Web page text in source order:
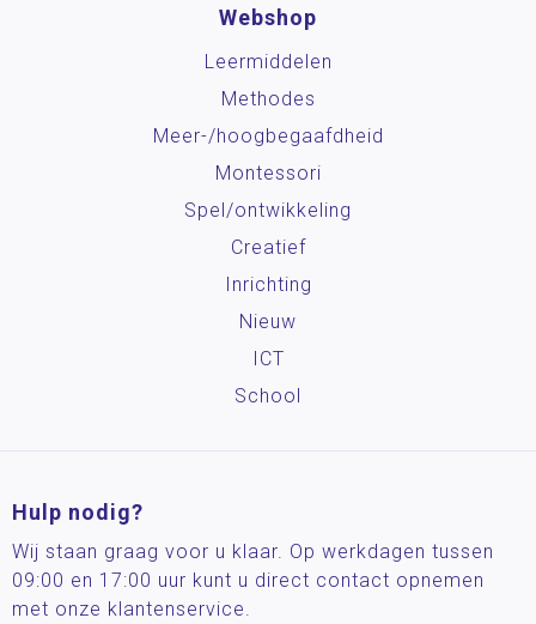
Webshop
Leermiddelen
Methodes
Meer-/hoog­begaafdheid
Montessori
Spel/ontwikkeling
Creatief
Inrichting
Nieuw
ICT
School
Hulp nodig?
Wij staan graag voor u klaar. Op werkdagen tussen
09:00 en 17:00 uur kunt u direct contact opnemen
met onze klantenservice.